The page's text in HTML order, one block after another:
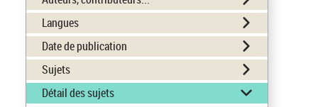
Langues
Date de publication
Sujets
Détail des sujets